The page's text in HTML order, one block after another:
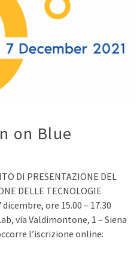
on Blue
DI PRESENTAZIONE DEL
DELLE TECNOLOGIE
dicembre, ore 15.00 – 17.30
via Valdimontone, 1 – Siena
l’iscrizione online: